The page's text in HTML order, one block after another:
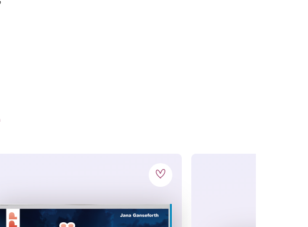
Wenn dann die Gerichte aus der Küche kommen,